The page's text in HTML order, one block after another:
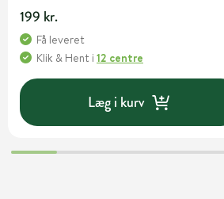
199 kr.
Få leveret
Klik & Hent i 12 centre
Læg i kurv